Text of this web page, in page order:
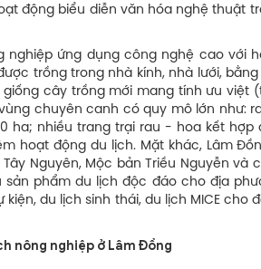
động biểu diễn văn hóa nghệ thuật
ứng dụng công nghệ cao với
trồng trong nhà kính, nhà lưới,
cây trồng mới mang tính ưu việt
chuyên canh có quy mô lớn như:
ha; nhiều trang trại rau - hoa kết hợp
hoạt động du lịch. Mặt khác, Lâm
Nguyên, Mộc bản Triều Nguyễn và
phẩm du lịch độc đáo cho địa
du lịch sinh thái, du lịch MICE cho
nông nghiệp ở Lâm Đồng